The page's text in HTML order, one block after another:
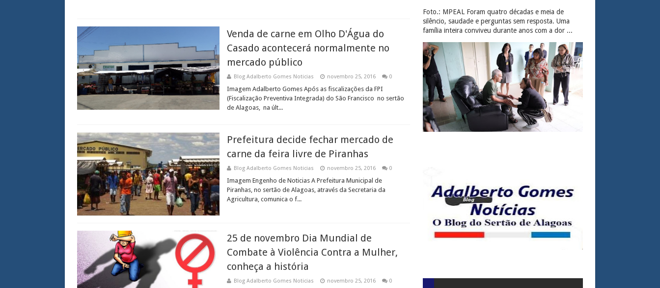
Venda de carne em Olho D'Água do
Casado acontecerá normalmente no
mercado público
Blog Adalberto Gomes Noticias novembro 25, 2016 0
Imagem Adalberto Gomes Após as fiscalizações da FPI
(Fiscalização Preventiva Integrada) do São Francisco no sertão
de Alagoas, na últ...
Prefeitura decide fechar mercado de
carne da feira livre de Piranhas
Blog Adalberto Gomes Noticias novembro 25, 2016 0
Imagem Engenho de Noticias A Prefeitura Municipal de
Piranhas, no sertão de Alagoas, através da Secretaria da
Agricultura, comunica o f...
25 de novembro Dia Mundial de
Combate à Violência Contra a Mulher,
conheça a história
Blog Adalberto Gomes Noticias novembro 25, 2016 0
Foto.: MPEAL Foram quatro décadas e meia de
silêncio, saudade e perguntas sem resposta. Uma
família inteira conviveu durante anos com a dor ...